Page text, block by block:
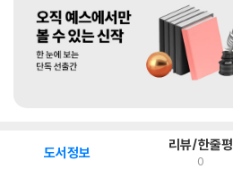
도서정보 리뷰/한줄평
0